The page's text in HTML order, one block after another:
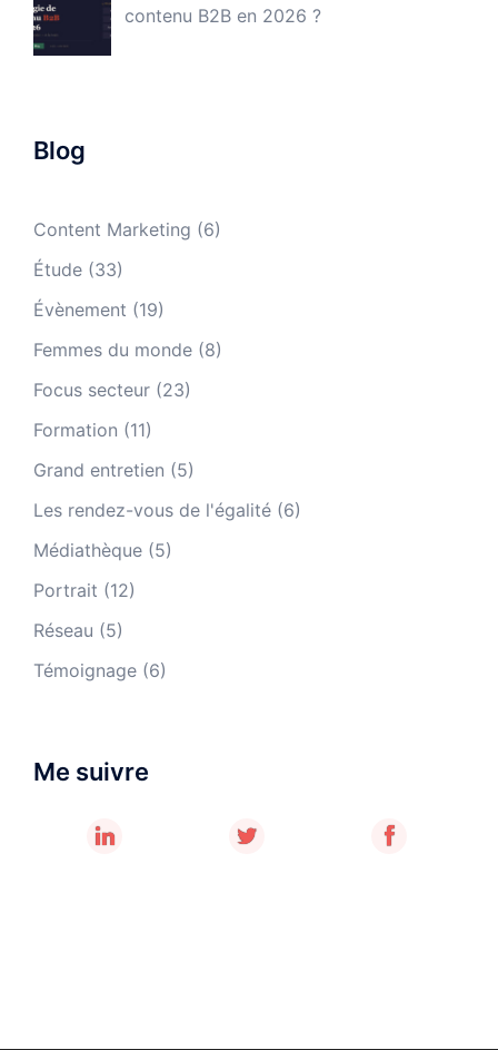
contenu B2B en 2026 ?
Blog
Content Marketing (6)
Étude (33)
Évènement (19)
Femmes du monde (8)
Focus secteur (23)
Formation (11)
Grand entretien (5)
Les rendez-vous de l'égalité (6)
Médiathèque (5)
Portrait (12)
Réseau (5)
Témoignage (6)
Me suivre